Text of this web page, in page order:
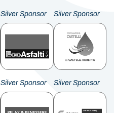
Silver Sponsor Silver Sponsor
Silver Sponsor Silver Sponsor